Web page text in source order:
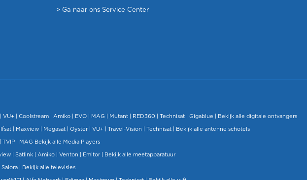
> Ga naar ons Service Center
VU+ | Coolstream | Amiko EVO MAG Mutant | RED360 | Technisat Gigablue Bekijk alle digitale ontvangers
Maxview Megasat | Oyster | VU+ Travel-Vision Technisat Bekijk alle antenne schotels
TVIP MAG Bekijk alle Media Players
Satlink Amiko Venton Emitor Bekijk alle meetapparatuur
Salora Bekijk alle televisies